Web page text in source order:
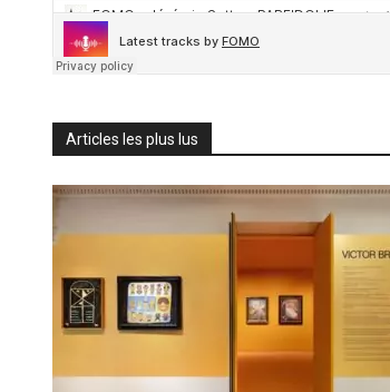
Articles les plus lus